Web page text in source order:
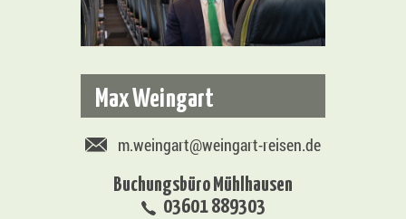
Max Weingart
m.weingart@weingart-reisen.de
Buchungsbüro Mühlhausen
03601 889303